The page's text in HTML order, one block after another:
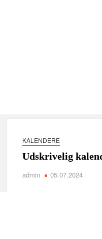
KALENDERE
Udskrivelig
admin 05.07.2024